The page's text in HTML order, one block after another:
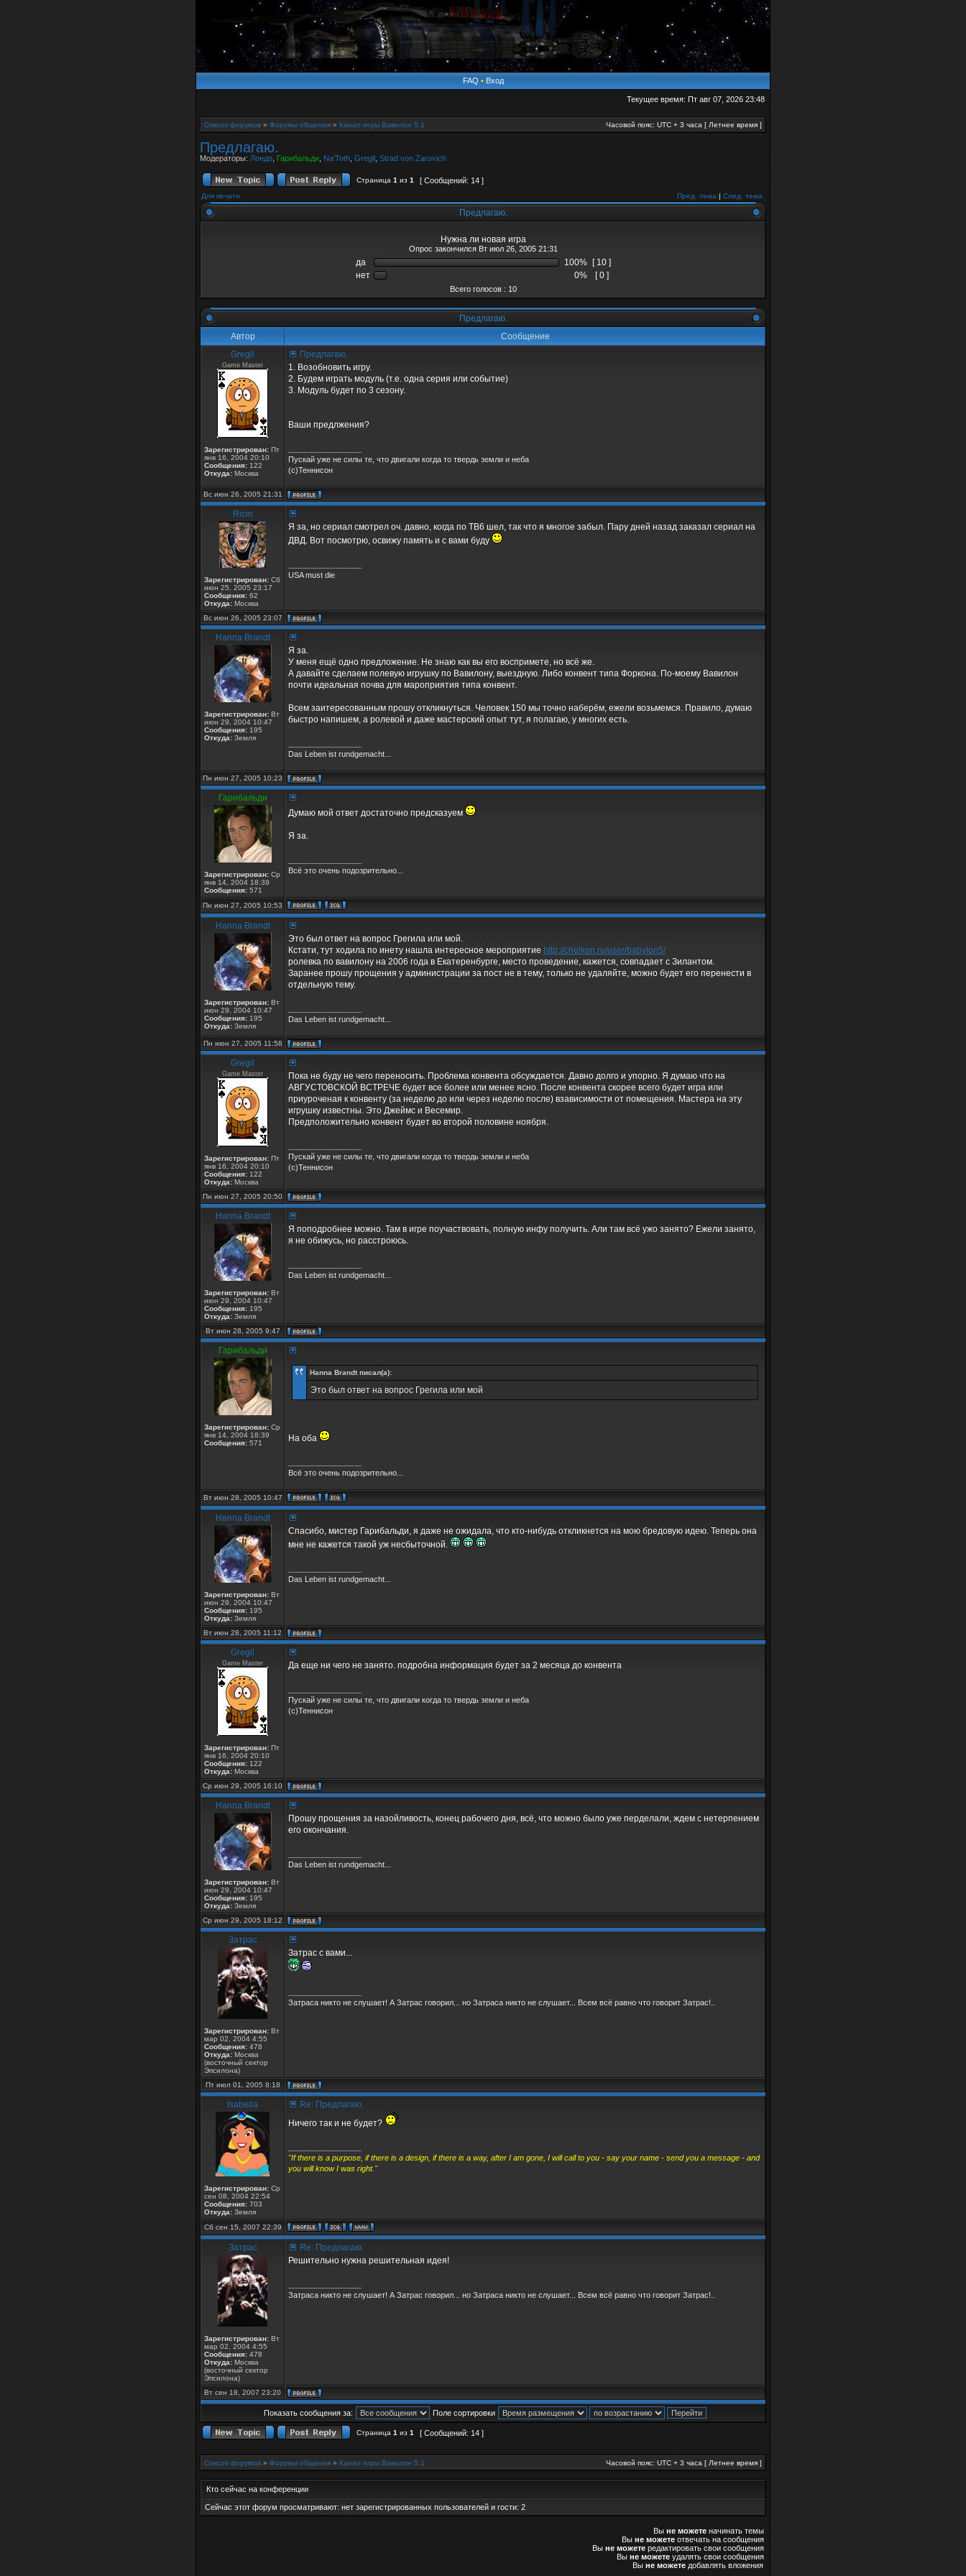
FAQ • Вход
Текущее время: Пт авг 07, 2026 23:48
Список форумов » Форумы общения » Канал игры Вавилон 5.1 Часовой пояс: UTC + 3 часа [ Летнее время ]
Предлагаю.
Модераторы: Лондо Гарибальди Na'Toth Gregil Strad von Zarovich
Страница 1 из 1 [ Сообщений: 14 ]
Для печати Пред. тема | След. тема
Предлагаю.
Нужна ли новая игра
Опрос закончился Вт июл 26, 2005 21:31
да 100%
[ 10 ]
нет
0% [ 0 ]
Всего голосов : 10
Предлагаю.
Автор
Сообщение
Gregil
Game Master
Зарегистрирован: Пт
янв 16, 2004 20:10
Сообщения: 122
Откуда: Москва
Предлагаю.
1. Возобновить игру.
2. Будем играть модуль (т.е. одна серия или событие)
3. Модуль будет по 3 сезону.
Ваши предлжения?
Пускай уже не силы те, что двигали когда то твердь земли и неба
(с)Теннисон
Вс июн 26, 2005 21:31
Ricin
Зарегистрирован: Сб
июн 25, 2005 23:17
Сообщения: 62
Откуда: Москва
Я за, но сериал смотрел оч. давно, когда по ТВ6 шел, так что я многое забыл. Пару дней назад заказал сериал на
ДВД. Вот посмотрю, освижу память и с вами буду
USA must die
Вс июн 26, 2005 23:07
Hanna Brandt
Зарегистрирован: Вт
июн 29, 2004 10:47
Сообщения: 195
Откуда: Земля
Я за.
У меня ещё одно предложение. Не знаю как вы его воспримете, но всё же.
А давайте сделаем полевую игрушку по Вавилону, выездную. Либо конвент типа Форкона. По-моему Вавилон
почти идеальная почва для мароприятия типа конвент.
Всем заитересованным прошу откликнуться. Человек 150 мы точно наберём, ежели возьмемся. Правило, думаю
быстро напишем, а ролевой и даже мастерский опыт тут, я полагаю, у многих есть.
Das Leben ist rundgemacht...
Пн июн 27, 2005 10:23
Гарибальди
Зарегистрирован: Ср
янв 14, 2004 18:39
Сообщения: 571
Думаю мой ответ достаточно предсказуем
Я за.
Всё это очень подозрительно...
Пн июн 27, 2005 10:53
Hanna Brandt
Зарегистрирован: Вт
июн 29, 2004 10:47
Сообщения: 195
Откуда: Земля
Это был ответ на вопрос Грегила или мой.
Кстати, тут ходила по инету нашла интересное мероприятие http://chelkon.ru/user/babylon5/
ролевка по вавилону на 2006 года в Екатеренбурге, место проведение, кажется, совпадает с Зилантом.
Заранее прошу прощения у администрации за пост не в тему, только не удаляйте, можно будет его перенести в
отдельную тему.
Das Leben ist rundgemacht...
Пн июн 27, 2005 11:58
Gregil
Game Master
Зарегистрирован: Пт
янв 16, 2004 20:10
Сообщения: 122
Откуда: Москва
Пока не буду не чего переносить. Проблема конвента обсуждается. Давно долго и упорно. Я думаю что на
АВГУСТОВСКОЙ ВСТРЕЧЕ будет все более или менее ясно. После конвента скорее всего будет игра или
приуроченая к конвенту (за неделю до или через неделю после) взависимости от помещения. Мастера на эту
игрушку известны. Это Джеймс и Весемир.
Предположительно конвент будет во второй половине ноября.
Пускай уже не силы те, что двигали когда то твердь земли и неба
(с)Теннисон
Пн июн 27, 2005 20:50
Hanna Brandt
Зарегистрирован: Вт
июн 29, 2004 10:47
Сообщения: 195
Откуда: Земля
Я поподробнее можно. Там в игре поучаствовать, полную инфу получить. Али там всё ужо занято? Ежели занято,
я не обижусь, но расстроюсь.
Das Leben ist rundgemacht...
Вт июн 28, 2005 9:47
Гарибальди
Зарегистрирован: Ср
янв 14, 2004 18:39
Сообщения: 571
Hanna Brandt писал(а):
Это был ответ на вопрос Грегила или мой
На оба
Всё это очень подозрительно...
Вт июн 28, 2005 10:47
Hanna Brandt
Зарегистрирован: Вт
июн 29, 2004 10:47
Сообщения: 195
Откуда: Земля
Спасибо, мистер Гарибальди, я даже не ожидала, что кто-нибудь откликнется на мою бредовую идею. Теперь она
мне не кажется такой уж несбыточной.
Das Leben ist rundgemacht...
Вт июн 28, 2005 11:12
Gregil
Game Master
Зарегистрирован: Пт
янв 16, 2004 20:10
Сообщения: 122
Откуда: Москва
Да еще ни чего не занято. подробна информация будет за 2 месяца до конвента
Пускай уже не силы те, что двигали когда то твердь земли и неба
(с)Теннисон
Ср июн 29, 2005 16:10
Hanna Brandt
Зарегистрирован: Вт
июн 29, 2004 10:47
Сообщения: 195
Откуда: Земля
Прошу прощения за назойливость, конец рабочего дня, всё, что можно было уже перделали, ждем с нетерпением
его окончания.
Das Leben ist rundgemacht...
Ср июн 29, 2005 18:12
Затрас
Зарегистрирован: Вт
мар 02, 2004 4:55
Сообщения: 478
Откуда: Москва
(восточный сектор
Эпсилона)
Затрас с вами...
Затраса никто не слушает! А Затрас говорил... но Затраса никто не слушает... Всем всё равно что говорит Затрас!..
Пт июл 01, 2005 8:18
Isabella
Зарегистрирован: Ср
сен 08, 2004 22:54
Сообщения: 703
Откуда: Земля
Re: Предлагаю.
Ничего так и не будет?
"If there is a purpose, if there is a design, if there is a way, after I am gone, I will call to you - say your name - send you a message - and
you will know I was right."
Сб сен 15, 2007 22:39
Затрас
Зарегистрирован: Вт
мар 02, 2004 4:55
Сообщения: 478
Откуда: Москва
(восточный сектор
Эпсилона)
Re: Предлагаю.
Решительно нужна решительная идея!
Затраса никто не слушает! А Затрас говорил... но Затраса никто не слушает... Всем всё равно что говорит Затрас!..
Вт сен 18, 2007 23:20
Показать сообщения за: Поле сортировки
Страница 1 из 1 [ Сообщений: 14 ]
Список форумов » Форумы общения » Канал игры Вавилон 5.1 Часовой пояс: UTC + 3 часа [ Летнее время ]
Кто сейчас на конференции
Сейчас этот форум просматривают: нет зарегистрированных пользователей и гости: 2
Вы не можете начинать темы
Вы не можете отвечать на сообщения
Вы не можете редактировать свои сообщения
Вы не можете удалять свои сообщения
Вы не можете добавлять вложения